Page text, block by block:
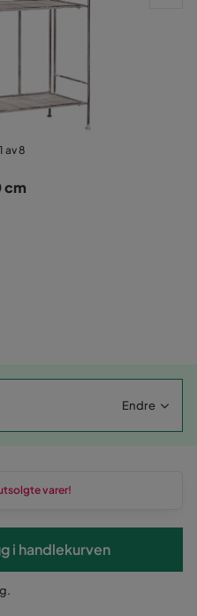
1 av 8
cm
Endre
varer!
i handlekurven